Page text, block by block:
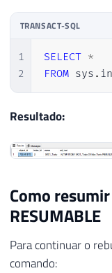
TRANSACT-SQL
1
2
SELECT *
FROM sys .
Resultado:
Como
RESUMABLE
Para continuar o
comando: